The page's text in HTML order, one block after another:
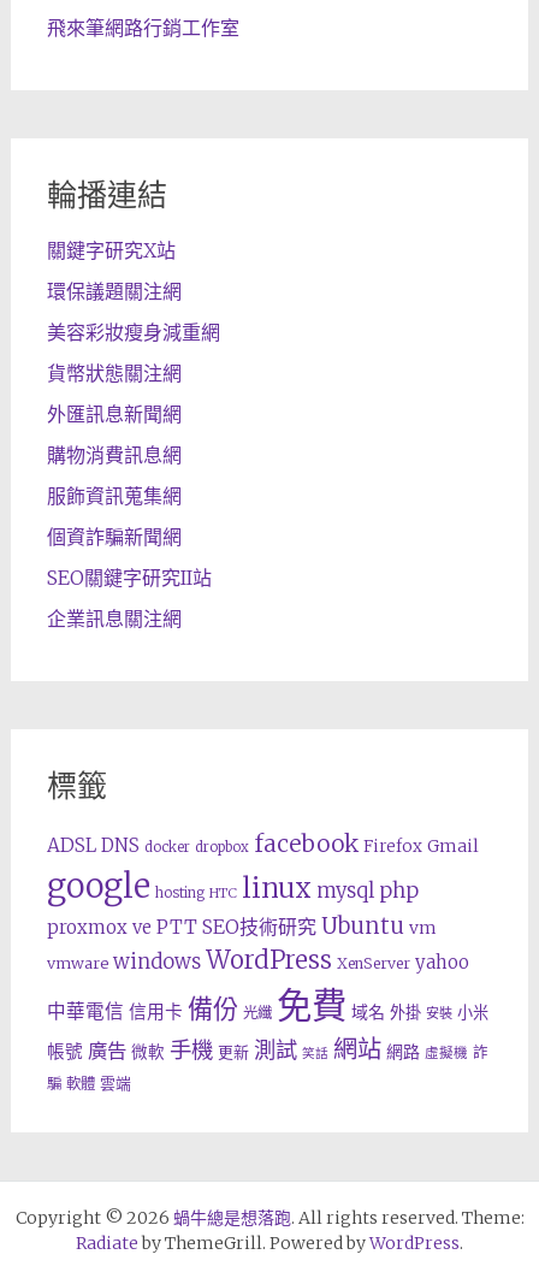
飛來筆網路行銷工作室
輪播連結
關鍵字研究X站
環保議題關注網
美容彩妝瘦身減重網
貨幣狀態關注網
外匯訊息新聞網
購物消費訊息網
服飾資訊蒐集網
個資詐騙新聞網
SEO關鍵字研究II站
企業訊息關注網
標籤
ADSL DNS docker dropbox facebook Firefox Gmail
google hosting HTC linux mysql php
proxmox ve PTT SEO技術研究 Ubuntu vm
vmware windows WordPress XenServer yahoo
中華電信 信用卡 備份 光纖 免費 域名 外掛 安裝 小米
帳號 廣告 微軟 手機 更新 測試 笑話 網站 網路 虛擬機 詐
騙 軟體 雲端
Copyright © 2026 蝸牛總是想落跑. All rights reserved. Theme:
Radiateby ThemeGrill. Powered byWordPress.